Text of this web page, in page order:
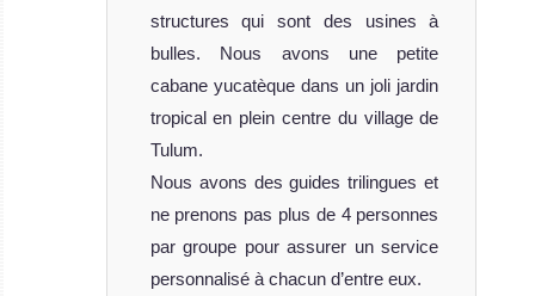
Rocio
Del
Mar
Mar est un
bateau de croisi
Rocio Del Mar
Avis sur le Bateau
structures qui sont des usines à
bulles. Nous avons une petite
cabane yucatèque dans un joli jardin
tropical en plein centre du village de
Tulum.
Nous avons des guides trilingues et
ne prenons pas plus de 4 personnes
par groupe pour assurer un service
personnalisé à chacun d’entre eux.